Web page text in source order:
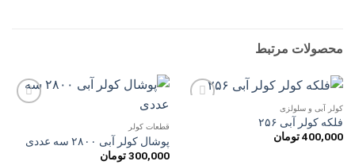
محصولات مرتبط
کولر آبی و سلولزی
فلکه کولر آبی ۲۵۶
400,000 تومان
مندی
قطعات کولر
پوشال کولر آبی ۲۸۰۰ سه عددی
300,000 تومان